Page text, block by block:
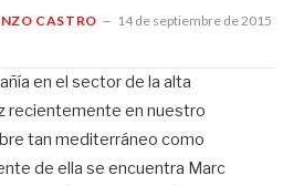
CASTRO 14 de septiembre de 2015
en el sector de la alta
recientemente en nuestro
tan mediterráneo como
de ella se encuentra Marc